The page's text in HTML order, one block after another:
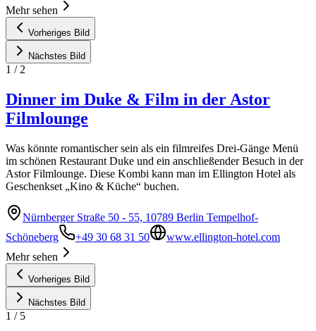
Mehr sehen
Vorheriges Bild
Nächstes Bild
1 / 2
Dinner im Duke & Film in der Astor
Filmlounge
Was könnte romantischer sein als ein filmreifes Drei-Gänge Menü
im schönen Restaurant Duke und ein anschließender Besuch in der
Astor Filmlounge. Diese Kombi kann man im Ellington Hotel als
Geschenkset „Kino & Küche“ buchen.
Nürnberger Straße 50 - 55, 10789 Berlin Tempelhof-
Schöneberg
+49 30 68 31 50
www.ellington-hotel.com
Mehr sehen
Vorheriges Bild
Nächstes Bild
1 / 5